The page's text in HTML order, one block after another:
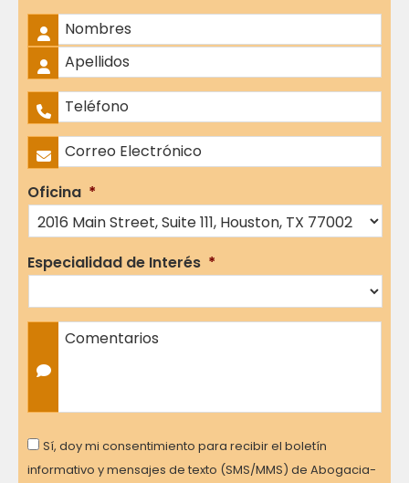
Nombre Completo *
Nombres
Apellidos
Teléfono *
Correo Electrónico *
Oficina *
Especialidad de Interés *
Comentarios
Consent
Sí, doy mi consentimiento para recibir el boletín
informativo y mensajes de texto (SMS/MMS) de Abogacia-